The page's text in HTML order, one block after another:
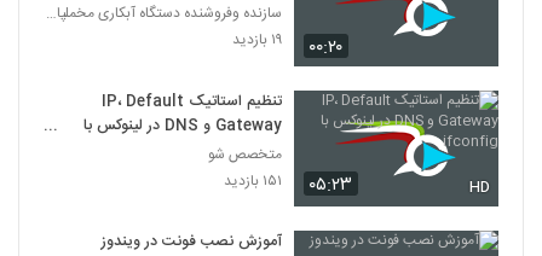
۰۰:۲۰
سازنده وفروشنده دستگاه آبکاری مخملپاش هیدروگرافیک
۱۹ بازدید
۰۵:۲۳ HD
تنظیم استاتیک IP، Default
Gateway و DNS در لینوکس با
ifconfig
متخصص شو
۱۵۱ بازدید
آموزش نصب فونت در ویندوز